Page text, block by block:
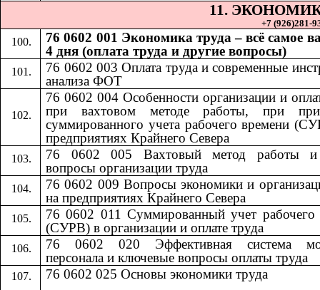
11.​​
+7 (926)281-
76 0602 001 Экономика труда – всё самое
4 дня (оплата труда и другие вопросы)
76 0602 003 Оплата труда и современные
анализа ФОТ
76 0602 004 Особенности организации и
при вахтовом методе работы, при
суммированного учета рабочего времени
предприятиях Крайнего Севера
76 0602 005 Вахтовый метод работы и
вопросы организации труда
76 0602 009 Вопросы экономики и
на предприятиях Крайнего Севера
76 0602 011 Суммированный учет рабочего
(СУРВ) в организации и оплате труда
76 0602 020 Эффективная система
персонала и ключевые вопросы оплаты труда
76 0602 025 Основы экономики труда